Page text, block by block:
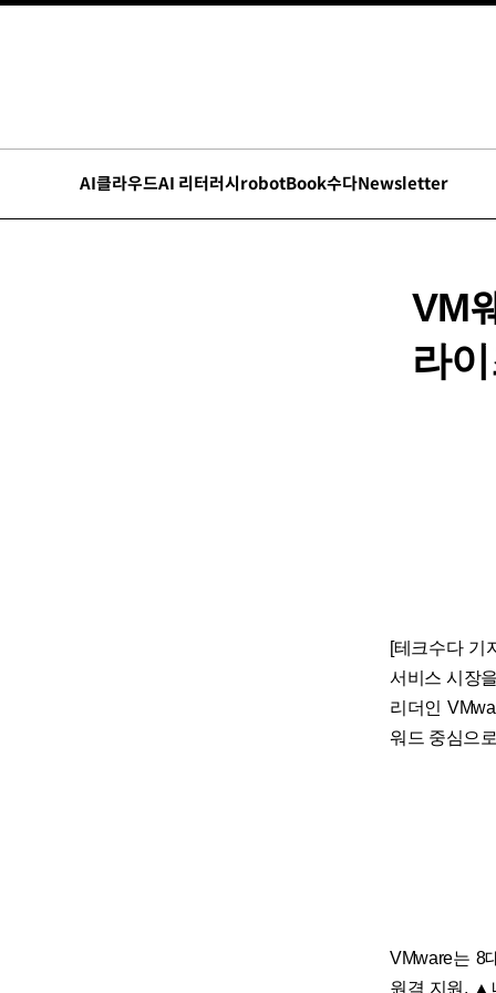
AI클라우드AI 리터러시robotBook수다Newsletter
VM
라
[테크수다 기
서비스 시장
리더인
워드 중심으
VMware는 8
원격 지원, ▲